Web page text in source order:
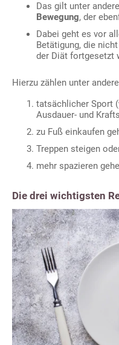
Das gilt unter
Bewegung, der
Dabei geht es vor
Betätigung, die
der Diät fortgesetzt
Hierzu zählen unter
tatsächlicher Sport
Ausdauer- und
zu Fuß einkaufen
Treppen steigen
mehr spazieren
Die drei wichtigsten